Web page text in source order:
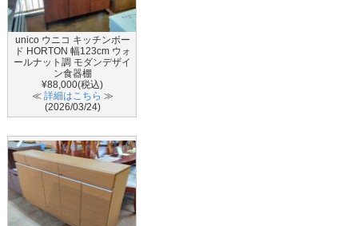
unico ウニコ キッチンボー
ド HORTON 幅123cm ウォ
ールナット調 モダンデザイ
ン食器棚
¥88,000(税込)
≪ 詳細はこちら ≫
(2026/03/24)